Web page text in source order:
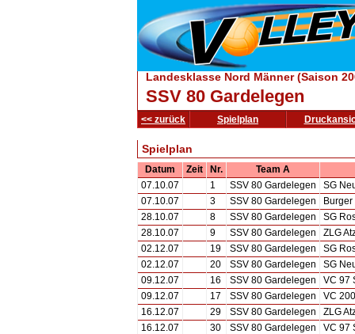
Landesklasse Nord Männer (Saison
SSV 80 Gardelegen
<< zurück Spielplan
Spielplan
Datum Zeit Nr.
Team A
07.10.07
1 SSV 80 Gardelegen
SG
07.10.07
3 SSV 80 Gardelegen
Burger
28.10.07
8 SSV 80 Gardelegen
SG
28.10.07
9 SSV 80 Gardelegen
ZLG
02.12.07
19 SSV 80 Gardelegen
SG
02.12.07
20 SSV 80 Gardelegen
SG
09.12.07
16 SSV 80 Gardelegen
VC 97
09.12.07
17 SSV 80 Gardelegen
VC
16.12.07
29 SSV 80 Gardelegen
ZLG
16.12.07
30 SSV 80 Gardelegen
VC 97